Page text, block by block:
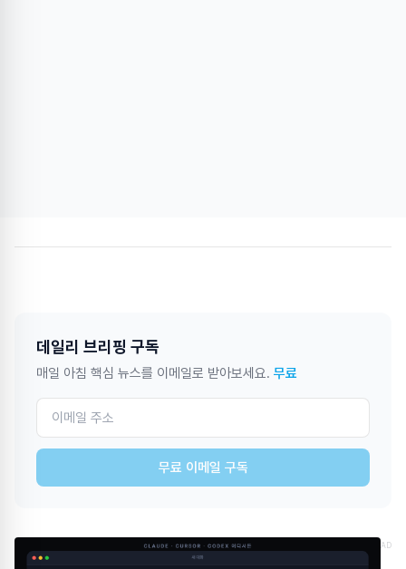
데일리 브리핑 구독
매일 아침 핵심 뉴스를 이메일로 받아보세요. 무료
무료 이메일 구독
AD